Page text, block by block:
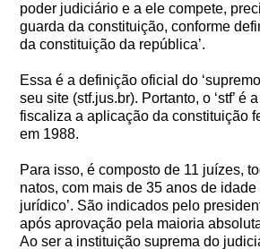
poder judiciário e a ele compete,
guarda da constituição, conforme
da constituição da república’.
Essa é a definição oficial do
seu site (stf.jus.br). Portanto, o ‘stf’ é
fiscaliza a aplicação da constituição
em 1988.
Para isso, é composto de 11 juízes,
natos, com mais de 35 anos de idade
jurídico’. São indicados pelo
após aprovação pela maioria
Ao ser a instituição suprema do